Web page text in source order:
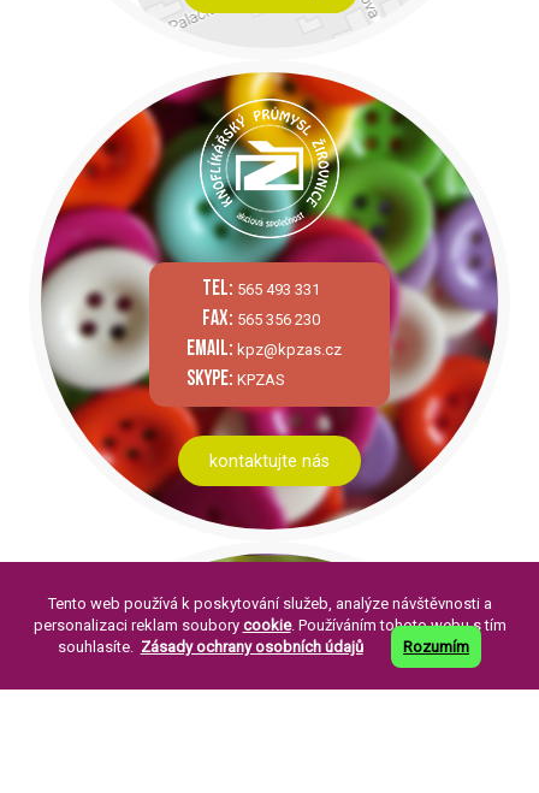
tel: 565 493 331
fax: 565 356 230
email: kpz@kpzas.cz
skype: KPZAS
kontaktujte nás
Tento web používá k poskytování služeb, analýze návštěvnosti a
personalizaci reklam soubory cookie. Používáním tohoto webu s tím
souhlasíte. Zásady ochrany osobních údajů Rozumím